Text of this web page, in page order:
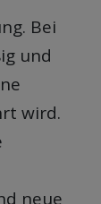
Bei
und
wird.
neue